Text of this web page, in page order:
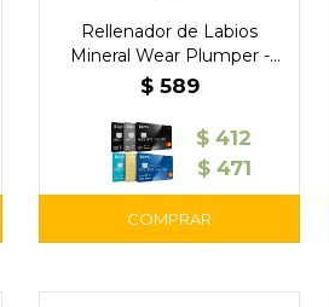
Rellenador de Labios
Mineral Wear Plumper -
Physicians
$ 589
$ 412
$ 471